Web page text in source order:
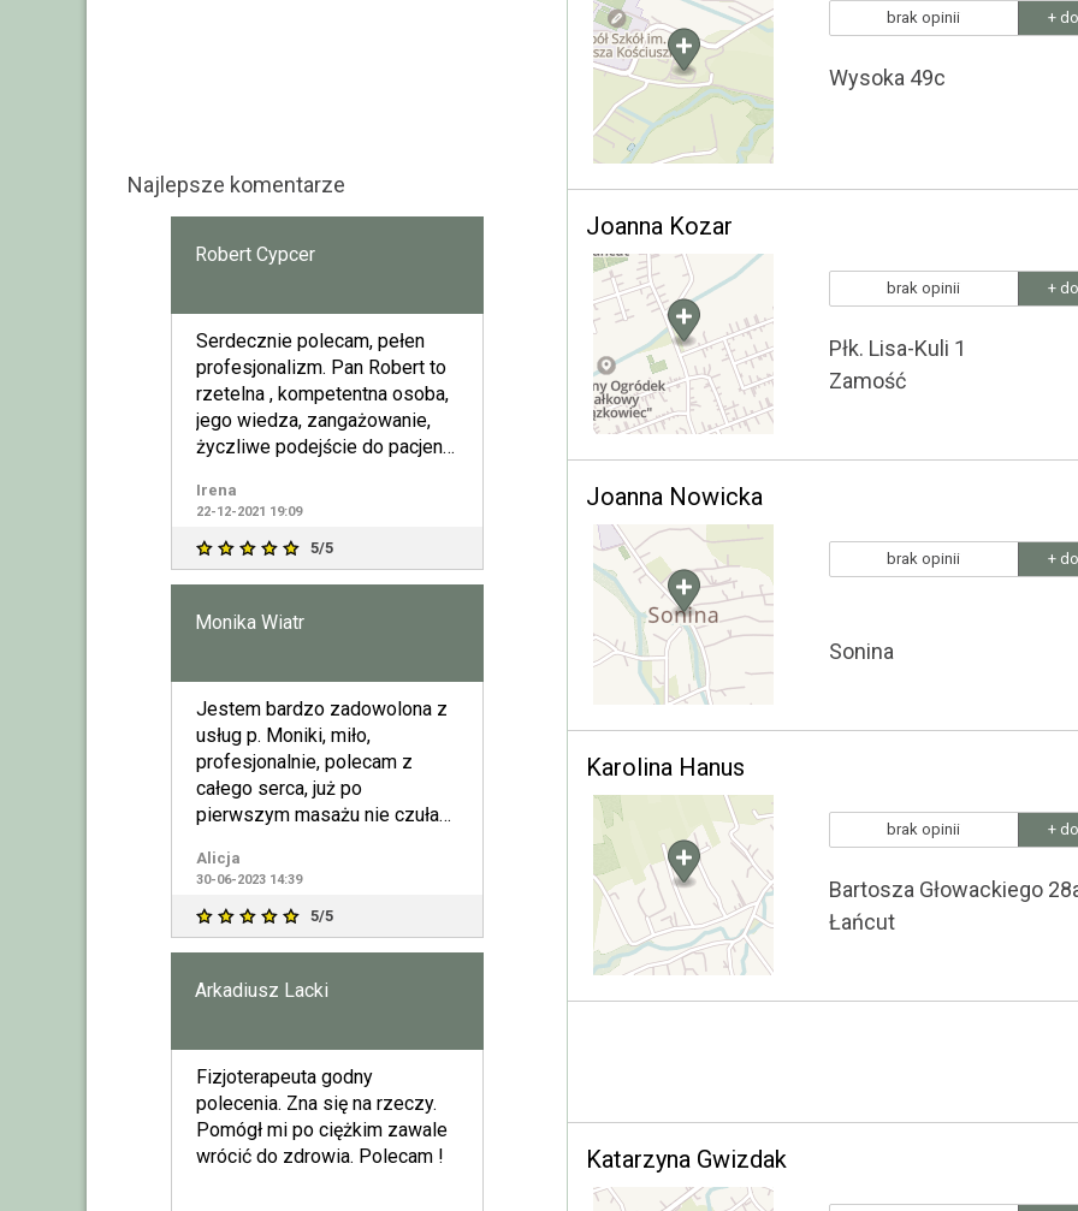
brak opinii +
Wysoka 49c
Joanna Kozar
brak opinii +
Płk. Lisa-Kuli 1
Zamość
Joanna Nowicka
brak opinii +
Sonina
Karolina Hanus
brak opinii +
Bartosza Głowackiego
Łańcut
Katarzyna Gwizdak
Najlepsze komentarze
Robert Cypcer
Serdecznie polecam, pełen
profesjonalizm. Pan Robert to
rzetelna , kompetentna osoba,
jego wiedza, zangażowanie,
życzliwe podejście do pacjenta
Irena
22-12-2021 19:09
5/5
Monika Wiatr
Jestem bardzo zadowolona z
usług p. Moniki, miło,
profesjonalnie, polecam z
całego serca, już po
pierwszym masażu nie czułam
Alicja
30-06-2023 14:39
5/5
Arkadiusz Lacki
Fizjoterapeuta godny
polecenia. Zna się na rzeczy.
Pomógł mi po ciężkim zawale
wrócić do zdrowia. Polecam !